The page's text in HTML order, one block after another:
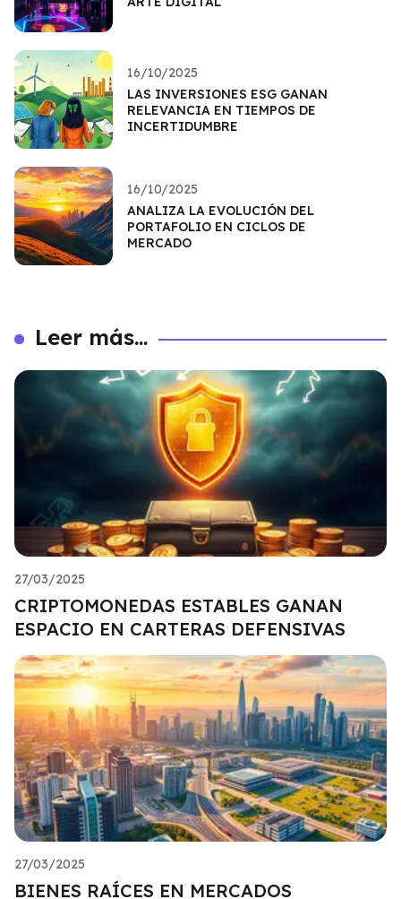
16/10/2025
LAS INVERSIONES ESG GANAN
RELEVANCIA EN TIEMPOS DE
INCERTIDUMBRE
16/10/2025
ANALIZA LA EVOLUCIÓN DEL
PORTAFOLIO EN CICLOS DE
MERCADO
Leer más...
27/03/2025
CRIPTOMONEDAS ESTABLES GANAN
ESPACIO EN CARTERAS DEFENSIVAS
27/03/2025
BIENES RAÍCES EN MERCADOS